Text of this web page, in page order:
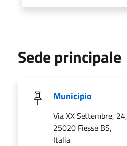
Sede principale
Municipio
Via XX Settembre, 24,
25020 Fiesse BS,
Italia